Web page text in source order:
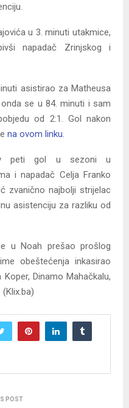
u 3. minuti utakmice,
napadač Zrinjskog i
asistirao za Matheusa
se u 84. minuti i sam
od 2:1. Gol nakon
na ovom linku.
peti gol u sezoni u
i napadač Celja Franko
zvanično najbolji strijelac
asistenciju za razliku od
u Noah prešao prošlog
obeštećenja inkasirao
Dinamo Mahačkalu,
POST